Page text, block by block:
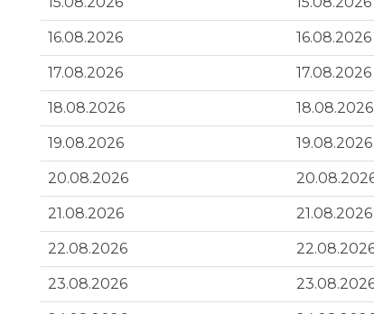
16.08.2026 16.08.2026
17.08.2026 17.08.2026
18.08.2026 18.08.2026
19.08.2026 19.08.2026
20.08.2026
21.08.2026 21.08.2026
22.08.2026
23.08.2026